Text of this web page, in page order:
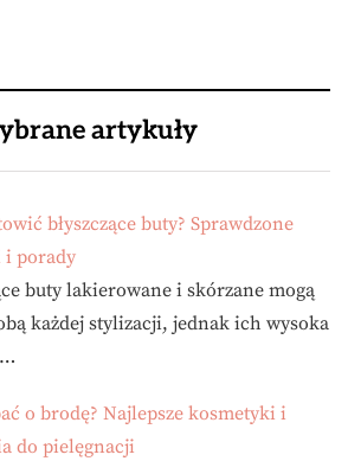
artykuły
błyszczące buty? Sprawdzone
porady
buty lakierowane i skórzane mogą
każdej stylizacji, jednak ich wysoka
o brodę? Najlepsze kosmetyki i
do pielęgnacji